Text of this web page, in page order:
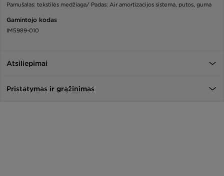
Pamušalas: tekstilės medžiaga/ Padas: Air amortizacijos sistema, putos, guma
Gamintojo kodas
IM5989-010
Atsiliepimai
Pristatymas ir grąžinimas